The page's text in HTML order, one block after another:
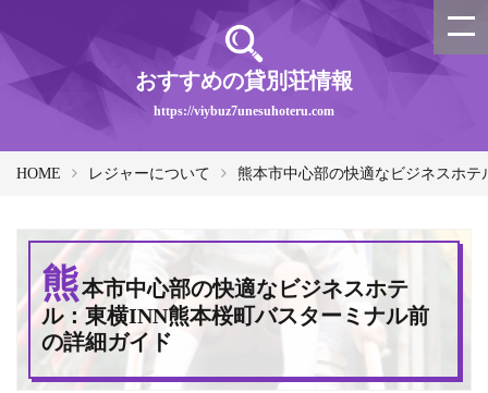
おすすめの貸別荘情報
https://viybuz7unesuhoteru.com
HOME レジャーについて 熊本市中心部の快適なビジネスホ
熊本市中心部の快適なビジネスホテ
ル：東横INN熊本桜町バスターミナル前
の詳細ガイド